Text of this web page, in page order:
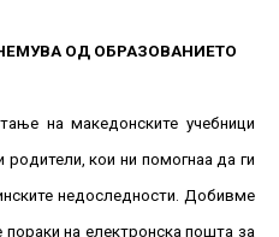
ОД ОБРАЗОВАНИЕТО
на македонските учебници
кои ни помогнаа да ги
недоследности. Добивме
на електронска пошта за